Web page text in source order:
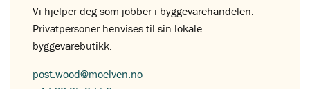
Vi hjelper deg som jobber i byggevarehandelen.
Privatpersoner henvises til sin lokale
byggevarebutikk.
post.wood@moelven.no